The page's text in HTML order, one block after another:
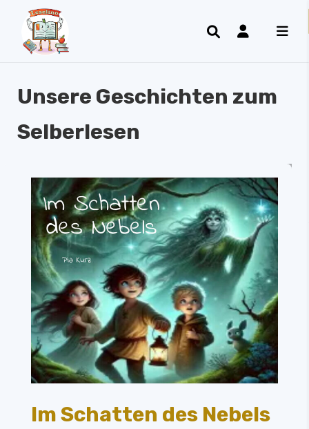
Unsere Geschichten zum
Selberlesen
Im Schatten des Nebels